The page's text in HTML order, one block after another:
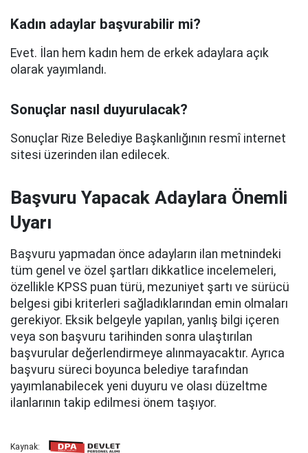
Kadın adaylar başvurabilir mi?
Evet. İlan hem kadın hem de erkek adaylara açık
olarak yayımlandı.
Sonuçlar nasıl duyurulacak?
Sonuçlar Rize Belediye Başkanlığının resmî internet
sitesi üzerinden ilan edilecek.
Başvuru Yapacak Adaylara Önemli
Uyarı
Başvuru yapmadan önce adayların ilan metnindeki
tüm genel ve özel şartları dikkatlice incelemeleri,
özellikle KPSS puan türü, mezuniyet şartı ve sürücü
belgesi gibi kriterleri sağladıklarından emin olmaları
gerekiyor. Eksik belgeyle yapılan, yanlış bilgi içeren
veya son başvuru tarihinden sonra ulaştırılan
başvurular değerlendirmeye alınmayacaktır. Ayrıca
başvuru süreci boyunca belediye tarafından
yayımlanabilecek yeni duyuru ve olası düzeltme
ilanlarının takip edilmesi önem taşıyor.
Kaynak: